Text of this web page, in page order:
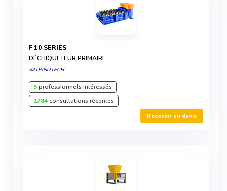
F 10 SERIES
DÉCHIQUETEUR PRIMAIRE
SATRINDTECH
5professionnels intéressés
1784consultations récentes
Recevoir un devis